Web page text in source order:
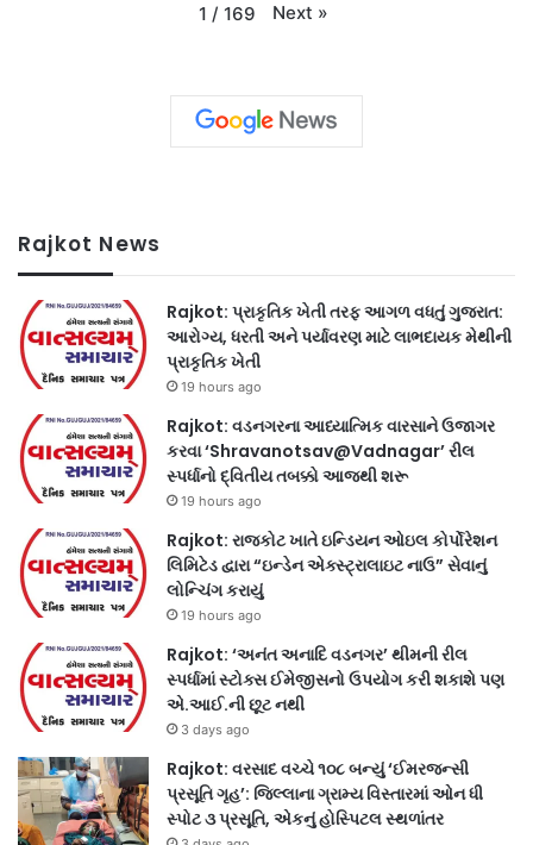
1 / 169 Next »
Rajkot News
Rajkot: પ્રાકૃતિક ખેતી તરફ આગળ વધતું ગુજરાત:
આરોગ્ય, ધરતી અને પર્યાવરણ માટે લાભદાયક મેથીની
પ્રાકૃતિક ખેતી
19 hours ago
Rajkot: વડનગરના આધ્યાત્મિક વારસાને ઉજાગર
કરવા ‘Shravanotsav@Vadnagar’ રીલ
સ્પર્ધાનો દ્વિતીય તબક્કો આજથી શરૂ
19 hours ago
Rajkot: રાજકોટ ખાતે ઇન્ડિયન ઓઇલ કોર્પોરેશન
લિમિટેડ દ્વારા “ઇન્ડેન એક્સ્ટ્રાલાઇટ નાઉ” સેવાનું
લોન્ચિંગ કરાયું
19 hours ago
Rajkot: ‘અનંત અનાદિ વડનગર’ થીમની રીલ
સ્પર્ધામાં સ્ટોક્સ ઈમેજીસનો ઉપયોગ કરી શકાશે પણ
એ.આઈ.ની છૂટ નથી
3 days ago
Rajkot: વરસાદ વચ્ચે ૧૦૮ બન્યું ‘ઈમરજન્સી
પ્રસૂતિ ગૃહ’: જિલ્લાના ગ્રામ્ય વિસ્તારમાં ઓન ધી
સ્પોટ ૩ પ્રસૂતિ, એકનું હોસ્પિટલ સ્થળાંતર